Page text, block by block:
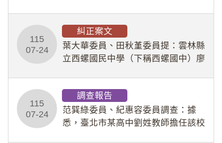
業把關與糾錯功能，不僅首份調查報
告漏未審酌師生不
115
07-24
糾正案文
葉大華委員、田秋堇委員提：雲林縣
立西螺國民中學（下稱西螺國中）廖
教羽球隊學生等行為，歷經該校校園
事件處理會議（下
115
07-24
調查報告
范巽綠委員、紀惠容委員調查：據
悉，臺北市某高中劉姓教師擔任該校